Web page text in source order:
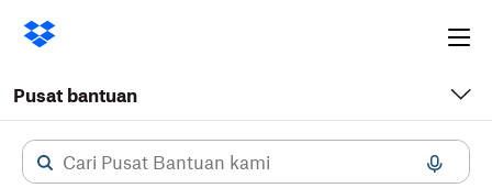
Pusat bantuan